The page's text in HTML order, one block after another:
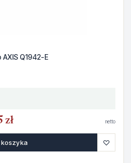
Q1942-E
zł netto
koszyka ♡